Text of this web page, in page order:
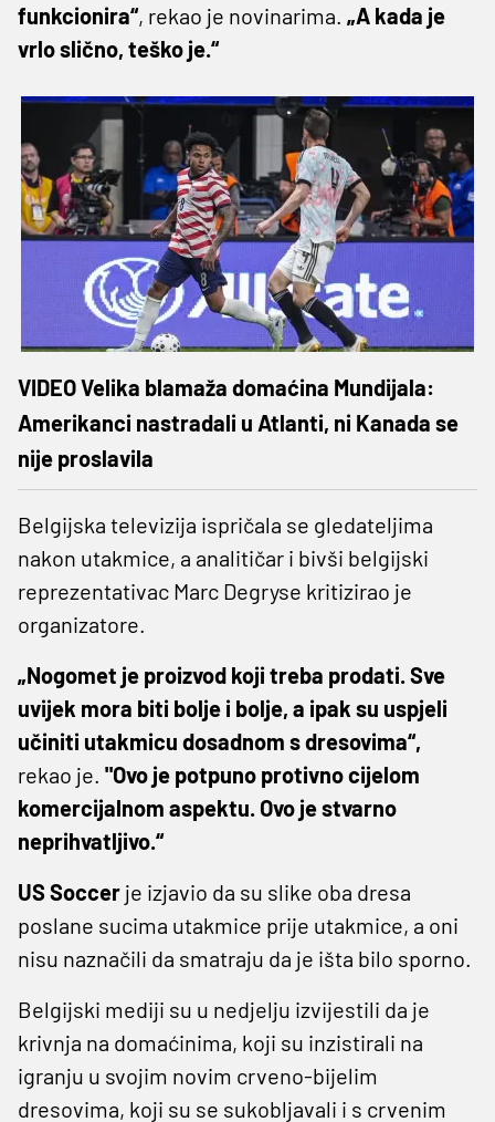
funkcionira“, rekao je novinarima. „A kada je
vrlo slično, teško je.“
VIDEO Velika blamaža domaćina Mundijala:
Amerikanci nastradali u Atlanti, ni Kanada se
nije proslavila
Belgijska televizija ispričala se gledateljima
nakon utakmice, a analitičar i bivši belgijski
reprezentativac Marc Degryse kritizirao je
organizatore.
„Nogomet je proizvod koji treba prodati. Sve
uvijek mora biti bolje i bolje, a ipak su uspjeli
učiniti utakmicu dosadnom s dresovima“,
rekao je. "Ovo je potpuno protivno cijelom
komercijalnom aspektu. Ovo je stvarno
neprihvatljivo.“
US Soccer je izjavio da su slike oba dresa
poslane sucima utakmice prije utakmice, a oni
nisu naznačili da smatraju da je išta bilo sporno.
Belgijski mediji su u nedjelju izvijestili da je
krivnja na domaćinima, koji su inzistirali na
igranju u svojim novim crveno-bijelim
dresovima, koji su se sukobljavali i s crvenim